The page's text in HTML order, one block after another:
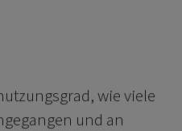
wie viele
und an